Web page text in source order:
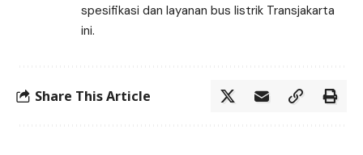
spesifikasi dan layanan bus listrik Transjakarta
ini.
Share This Article